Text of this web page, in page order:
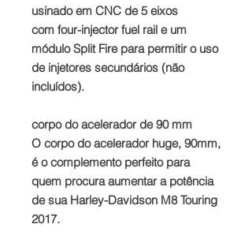
usinado em CNC de 5 eixos
com four-injector fuel rail e um
módulo Split Fire para permitir o uso
de injetores secundários (não
incluídos).
corpo do acelerador de 90 mm
O corpo do acelerador huge, 90mm,
é o complemento perfeito para
quem procura aumentar a potência
de sua Harley-Davidson M8 Touring
2017.